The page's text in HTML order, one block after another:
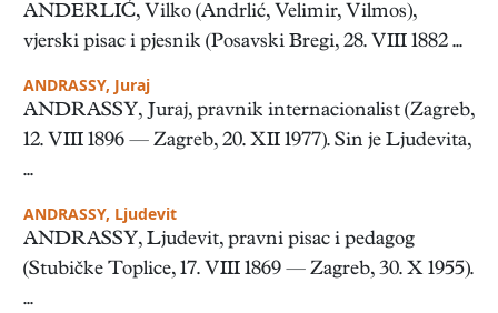
ANDERLIĆ, Vilko (Andrlić, Velimir, Vilmos),
vjerski pisac i pjesnik (Posavski Bregi, 28. VIII 1882 ...
ANDRASSY, Juraj
ANDRASSY, Juraj, pravnik internacionalist (Zagreb,
12. VIII 1896 — Zagreb, 20. XII 1977). Sin je Ljudevita,
...
ANDRASSY, Ljudevit
ANDRASSY, Ljudevit, pravni pisac i pedagog
(Stubičke Toplice, 17. VIII 1869 — Zagreb, 30. X 1955).
...